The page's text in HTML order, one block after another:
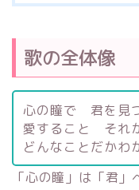
歌の全体像
心の瞳で 君を見
愛すること それ
どんなことだかわ
「心の瞳」は「君